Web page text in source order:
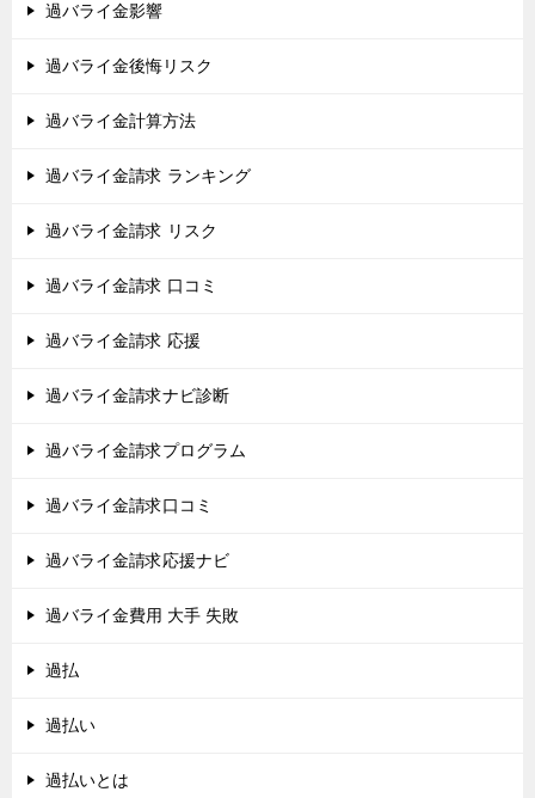
過バライ金影響
過バライ金後悔リスク
過バライ金計算方法
過バライ金請求 ランキング
過バライ金請求 リスク
過バライ金請求 口コミ
過バライ金請求 応援
過バライ金請求ナビ診断
過バライ金請求プログラム
過バライ金請求口コミ
過バライ金請求応援ナビ
過バライ金費用 大手 失敗
過払
過払い
過払いとは